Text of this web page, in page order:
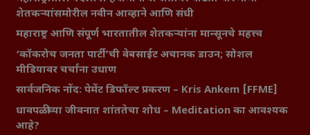
शेतकऱ्यांसमोरील नवीन आव्हाने आणि संधी
महाराष्ट्र आणि संपूर्ण भारतातील शेतकऱ्यांना मान्सूनचे महत्त्व
‘कॉकरोच जनता पार्टी’ची वेबसाईट अचानक डाउन; सोशल
मीडियावर चर्चांना उधाण
सार्वजनिक नोंद: पेमेंट डिफॉल्ट प्रकरण – Kris Ankem [FFME]
धावपळीच्या जीवनात शांततेचा शोध – Meditation का आवश्यक
आहे?